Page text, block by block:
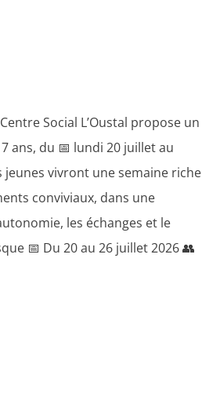
Social L’Oustal propose un
ans, du 📅 lundi 20 juillet au
jeunes vivront une semaine riche
conviviaux, dans une
les échanges et le
📅 Du 20 au 26 juillet 2026 👥